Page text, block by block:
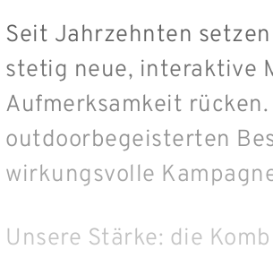
Seit Jahrzehnten
stetig neue, interaktive
Aufmerksamkeit
outdoorbegeisterten
wirkungsvolle
Unsere Stärke: die